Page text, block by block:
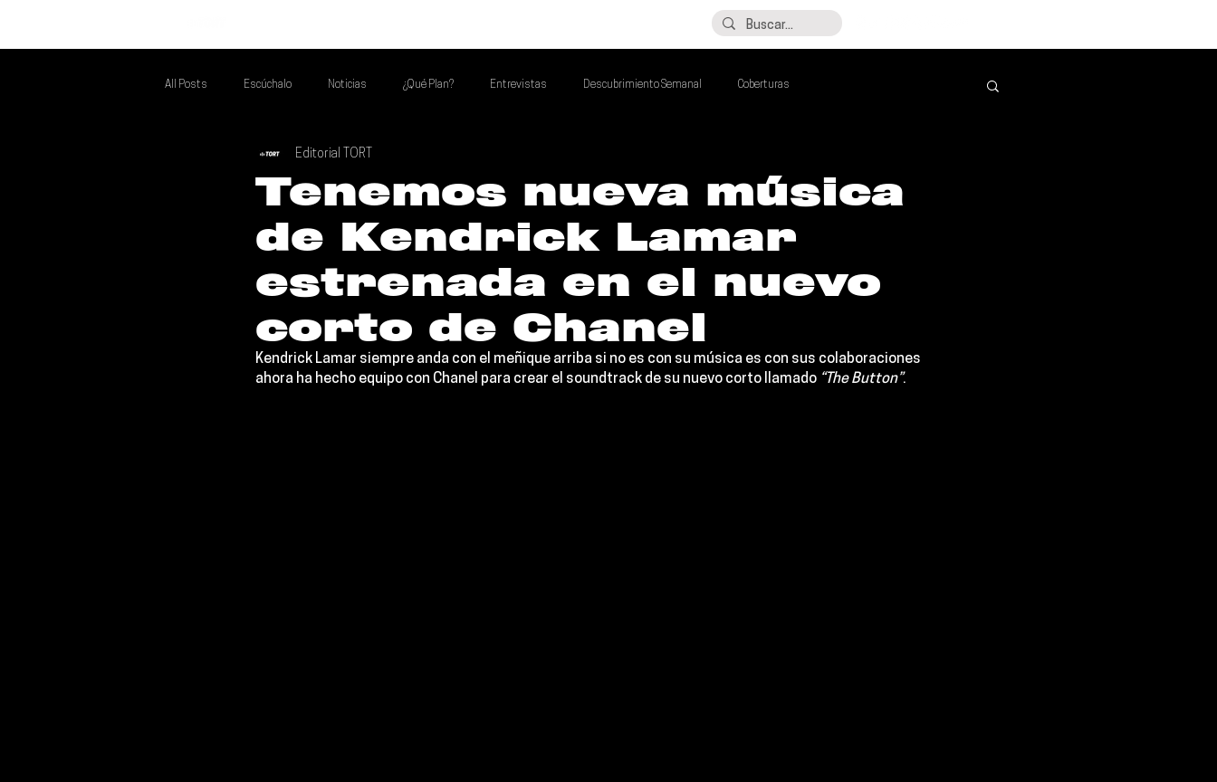
All Posts Escúchalo Noticias ¿Qué Plan? Entrevistas Descubrimiento Semanal Coberturas
Si Te Gusta... Te Recomendamos A...
Poder Latino Que Descubrir Mejores de la Semana Talento Mexa Semanal Álbumes de la Semana
Tenemos nueva música
de Kendrick Lamar
estrenada en el nuevo
corto de Chanel
Editorial TORT
Kendrick Lamar siempre anda con el meñique arriba si no es con su música es con sus colaboraciones
ahora ha hecho equipo con Chanel para crear el soundtrack de su nuevo corto llamado “The Button”.